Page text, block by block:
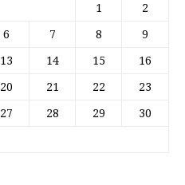
1 2
6 7 8 9
13 14 15 16
20 21 22 23
27 28 29 30